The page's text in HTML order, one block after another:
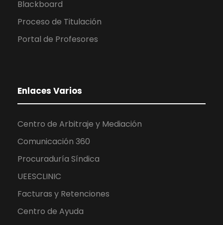
Blackboard
Proceso de Titulación
Portal de Profesores
Enlaces Varios
Centro de Arbitraje y Mediación
Comunicación 360
Procuraduría Síndica
UEESCLINIC
Facturas y Retenciones
Centro de Ayuda